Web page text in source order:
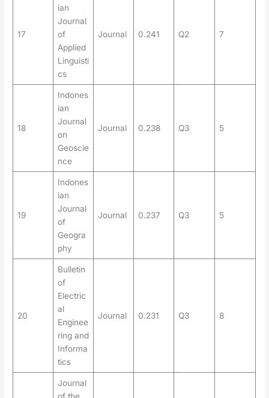
17
ian
Journal
of
Applied
Linguisti
cs
Journal 0.241 Q2 7
18
Indones
ian
Journal
on
Geoscie
nce
Journal 0.238 Q3 5
19
Indones
ian
Journal
of
Geogra
phy
Journal 0.237 Q3 5
20
Bulletin
of
Electric
al
Enginee
ring and
Informa
tics
Journal 0.231 Q3 8
Journal